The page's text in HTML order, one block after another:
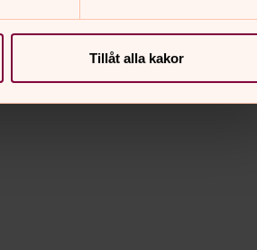
Tillåt alla kakor